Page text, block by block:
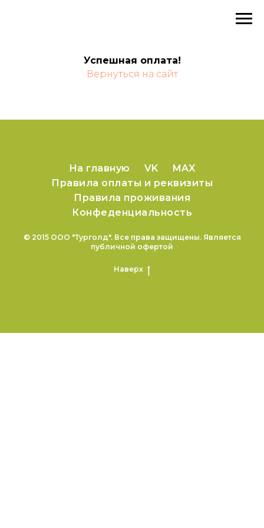
Успешная оплата!
Вернуться на сайт
На главную VK
MAX
Правила оплаты и реквизиты
Правила проживания
Конфеденциальность
© 2015 ООО "Турголд". Все права защищены. Является
публичной офертой
Наверх